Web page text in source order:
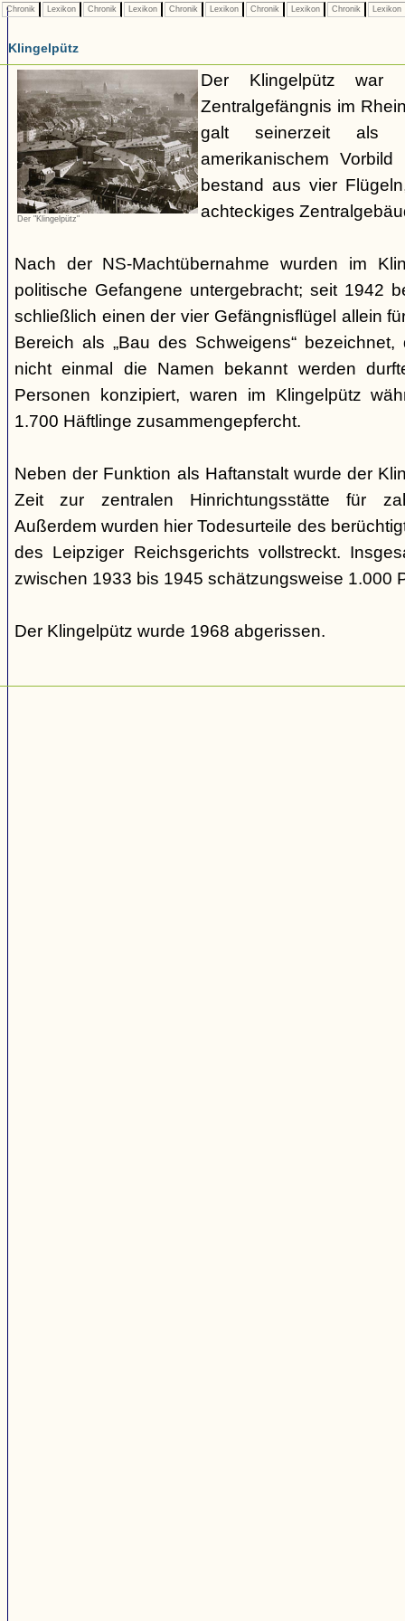
Chronik Lexikon Chronik Lexikon Chronik Lexikon Chronik Lexikon Chronik Lexikon
Klingelpütz
Der "Klingelpütz"
Der Klingelpütz war
Zentralgefängnis im
galt seinerzeit als
amerikanischem
bestand aus vier
achteckiges
Nach der NS-Machtübernahme wurden im
politische Gefangene untergebracht; seit 1942
schließlich einen der vier Gefängnisflügel allein
Bereich als „Bau des Schweigens“
nicht einmal die Namen bekannt werden
Personen konzipiert, waren im Klingelpütz
1.700 Häftlinge zusammengepfercht.
Neben der Funktion als Haftanstalt wurde der
Zeit zur zentralen Hinrichtungsstätte für
Außerdem wurden hier Todesurteile des
des Leipziger Reichsgerichts vollstreckt.
zwischen 1933 bis 1945 schätzungsweise 1.000
Der Klingelpütz wurde 1968 abgerissen.